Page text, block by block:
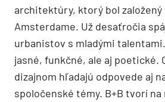
architektúry, ktorý bol založený
Amsterdame. Už desaťročia
urbanistov s mladými
jasné, funkčné, ale aj poetické.
dizajnom hľadajú odpovede aj
spoločenské témy. B+B tvorí